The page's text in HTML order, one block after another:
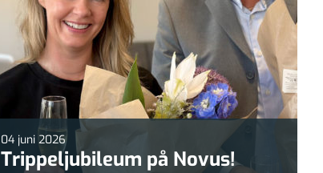
04 juni 2026
Trippeljubileum på Novus!